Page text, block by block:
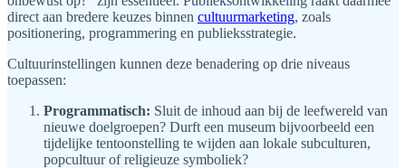
direct aan bredere keuzes binnen cultuurmarketing, zoals
positionering, programmering en publieksstrategie.
Cultuurinstellingen kunnen deze benadering op drie niveaus
toepassen:
Programmatisch: Sluit de inhoud aan bij de leefwereld van
nieuwe doelgroepen? Durft een museum bijvoorbeeld een
tijdelijke tentoonstelling te wijden aan lokale subculturen,
popcultuur of religieuze symboliek?